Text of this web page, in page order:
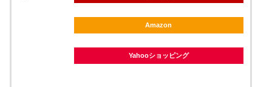
Amazon
Yahooショッピング